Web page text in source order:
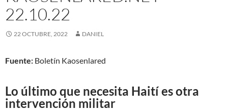
22.10.22
22 OCTUBRE, 2022 DANIEL
Fuente: Boletín Kaosenlared
Lo último que necesita Haití es otra
intervención militar